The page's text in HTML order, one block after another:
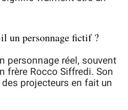
un personnage fictif ?
personnage réel, souvent
frère Rocco Siffredi. Son
projecteurs en fait un